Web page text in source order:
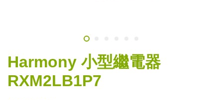
Harmony 小型繼電器
RXM2LB1P7